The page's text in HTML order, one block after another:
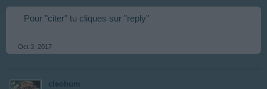
Pour "citer" tu cliques sur "reply"
Oct 3, 2017
cleohum